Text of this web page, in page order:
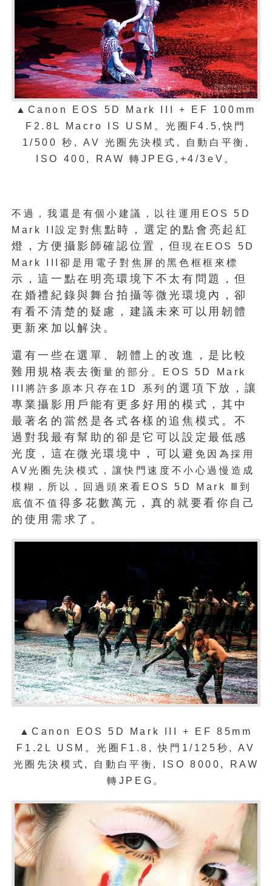
▲Canon EOS 5D Mark III + EF 100mm
F2.8L Macro IS USM 。光圈 F4.5,快門
1/500秒 , AV 光圈先決模式 , 自動白平衡 ,
ISO 400, RAW 轉 JPEG, +4/3eV 。
不過，我還是有個小建議，以往運用 EOS 5D
Mark II設定對焦點時，選定的點會亮起紅
燈，方便攝影師確認位置，但 現在 EOS 5D
Mark III 卻是用電子對焦屏的黑色框框來標
示，這一點在明亮環境下不太有問題，但
在婚禮紀錄與舞台拍攝等微光環境內，卻
有看不清楚的疑慮，建議未來可以用韌體
更新來加以解決。
還有一些在選單、韌體上的改進，是比較
難用規格表去衡量的部分。 EOS 5D Mark
將許多原本只存在 1D 系列 的選項下放，讓
專業攝影用戶能有更多好用的模式，其中
最著名的當然是各式各樣的追焦模式。不
過對我最有幫助的卻是它可以設定最低感
光度，這在微光環境中，可以避 免因為採用
AV光圈先決模式，讓快門速度不小心過慢造 成
模糊，所以，回過頭來看 EOS 5D Mark
到
底值不值 得多花數萬元，真的就要看你自己
的使用需求了。
▲Canon EOS 5D Mark III + EF 85mm
F1.2L USM 。光圈 F1.8,快門 1/125 秒 , AV
光圈先決模式 , 自動白平衡 , ISO 8000, RAW
轉 JPEG 。